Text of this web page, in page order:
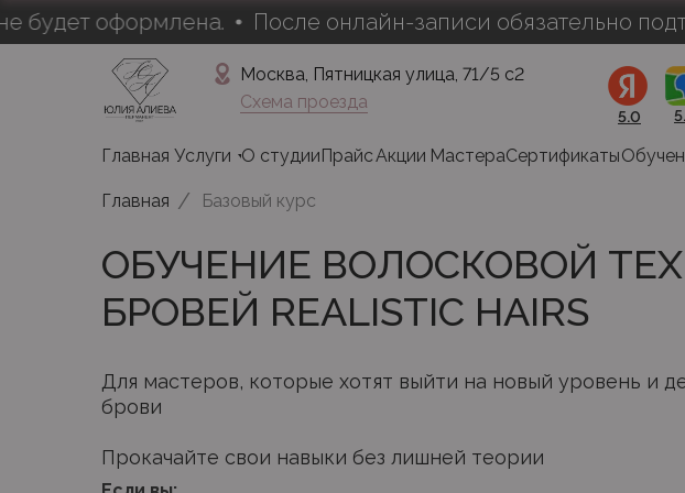
оформлена. После онлайн-записи обязательно
Главная Услуги О студииПрайсАкции МастераСертификаты
Схема проезда
Москва, Пятницкая улица, 71/5 с2
5.0
Главная / Базовый курс
ОБУЧЕНИЕ ВОЛОСКОВОЙ
БРОВЕЙ REALISTIC HAIRS
Для мастеров, которые хотят выйти на новый уровень и
брови
Прокачайте свои навыки без лишней теории